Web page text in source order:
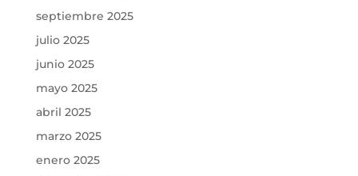
septiembre 2025
julio 2025
junio 2025
mayo 2025
abril 2025
marzo 2025
enero 2025